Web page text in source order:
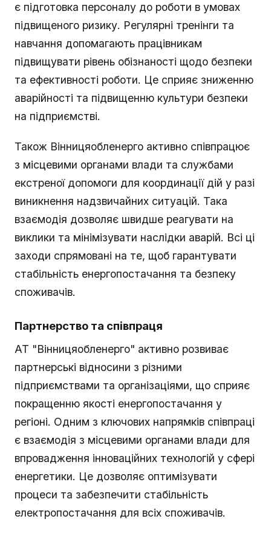
є підготовка персоналу до роботи в умовах
підвищеного ризику. Регулярні тренінги та
навчання допомагають працівникам
підвищувати рівень обізнаності щодо безпеки
та ефективності роботи. Це сприяє зниженню
аварійності та підвищенню культури безпеки
на підприємстві.
Також Вінницяобленерго активно співпрацює
з місцевими органами влади та службами
екстреної допомоги для координації дій у разі
виникнення надзвичайних ситуацій. Така
взаємодія дозволяє швидше реагувати на
виклики та мінімізувати наслідки аварій. Всі ці
заходи спрямовані на те, щоб гарантувати
стабільність енергопостачання та безпеку
споживачів.
Партнерство та співпраця
АТ "Вінницяобленерго" активно розвиває
партнерські відносини з різними
підприємствами та організаціями, що сприяє
покращенню якості енергопостачання у
регіоні. Одним з ключових напрямків співпраці
є взаємодія з місцевими органами влади для
впровадження інноваційних технологій у сфері
енергетики. Це дозволяє оптимізувати
процеси та забезпечити стабільність
електропостачання для всіх споживачів.